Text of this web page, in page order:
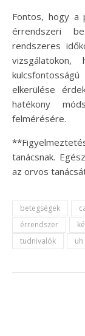
Fontos, hogy a
érrendszeri
rendszeres
elkerülése
hatékony
felmérésére.
tanácsnak.
az orvos
betegségek
érrendszer
tudnivalók